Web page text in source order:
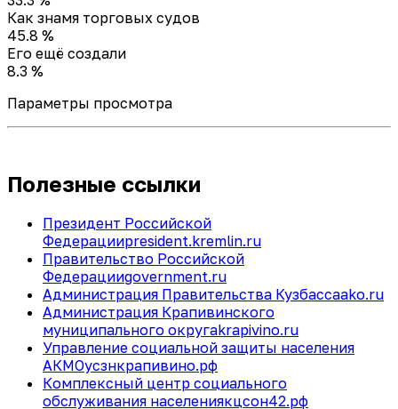
Как знамя торговых судов
45.8 %
Его ещё создали
8.3 %
Параметры просмотра
Полезные ссылки
Президент Российской
Федерацииpresident.kremlin.ru
Правительство Российской
Федерацииgovernment.ru
Администрация Правительства Кузбассаako.ru
Администрация Крапивинского
муниципального округаkrapivino.ru
Управление социальной защиты населения
АКМОусзнкрапивино.рф
Комплексный центр социального
обслуживания населениякцсон42.рф